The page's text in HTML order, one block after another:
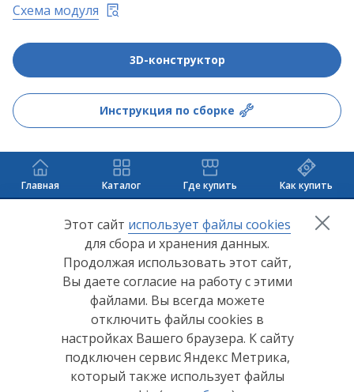
Схема модуля
3D-конструктор
Инструкция по сборке
Главная Каталог Где купить Как купить
+7 (8412) 65-33-00
info@lerom.ru
Согласие на обработку персональных данных
Политика конфиденциальности
Согласие на обработку персональных данных Яндекс
Этот сайт использует файлы cookies
для сбора и хранения данных.
Продолжая использовать этот сайт,
Вы даете согласие на работу с этими
файлами. Вы всегда можете
отключить файлы cookies в
настройках Вашего браузера. К сайту
подключен сервис Яндекс Метрика,
который также использует файлы